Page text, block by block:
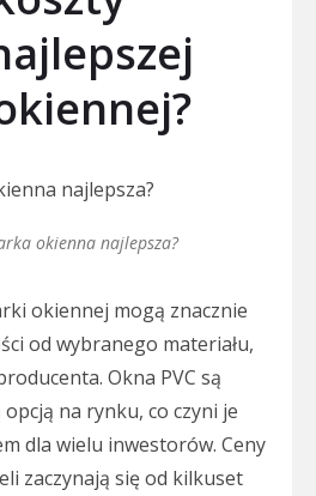
okienna najlepsza?
okiennej mogą znacznie
od wybranego materiału,
Okna PVC są
na rynku, co czyni je
dla wielu inwestorów. Ceny
zaczynają się od kilkuset